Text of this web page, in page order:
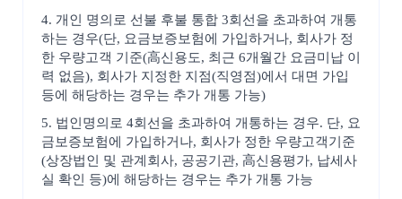
4. 개인 명의로 선불 후불 통합 3회선을 초과하여 개통
하는 경우(단, 요금보증보험에 가입하거나, 회사가 정
한 우량고객 기준(高신용도, 최근 6개월간 요금미납 이
력 없음), 회사가 지정한 지점(직영점)에서 대면 가입
등에 해당하는 경우는 추가 개통 가능)
5. 법인명의로 4회선을 초과하여 개통하는 경우. 단, 요
금보증보험에 가입하거나, 회사가 정한 우량고객기준
(상장법인 및 관계회사, 공공기관, 高신용평가, 납세사
실 확인 등)에 해당하는 경우는 추가 개통 가능